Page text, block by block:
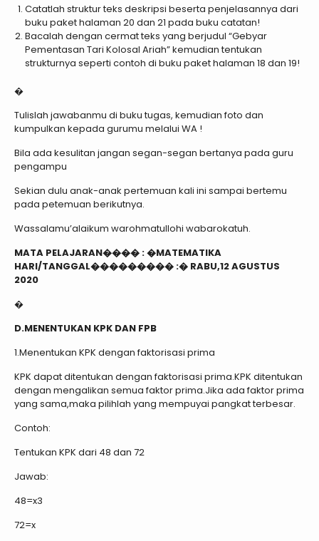
Catatlah struktur teks deskripsi beserta penjelasannya dari
buku paket halaman 20 dan 21 pada buku catatan!
Bacalah dengan cermat teks yang berjudul “Gebyar
Pementasan Tari Kolosal Ariah” kemudian tentukan
strukturnya seperti contoh di buku paket halaman 18 dan 19!
�
Tulislah jawabanmu di buku tugas, kemudian foto dan
kumpulkan kepada gurumu melalui WA !
Bila ada kesulitan jangan segan-segan bertanya pada guru
pengampu
Sekian dulu anak-anak pertemuan kali ini sampai bertemu
pada petemuan berikutnya.
Wassalamu’alaikum warohmatullohi wabarokatuh.
MATA PELAJARAN���� : �MATEMATIKA
HARI/TANGGAL��������� :� RABU,12 AGUSTUS
2020
�
D.MENENTUKAN KPK DAN FPB
1.Menentukan KPK dengan faktorisasi prima
KPK dapat ditentukan dengan faktorisasi prima.KPK ditentukan
dengan mengalikan semua faktor prima.Jika ada faktor prima
yang sama,maka pilihlah yang mempuyai pangkat terbesar.
Contoh:
Tentukan KPK dari 48 dan 72
Jawab:
48=x3
72=x